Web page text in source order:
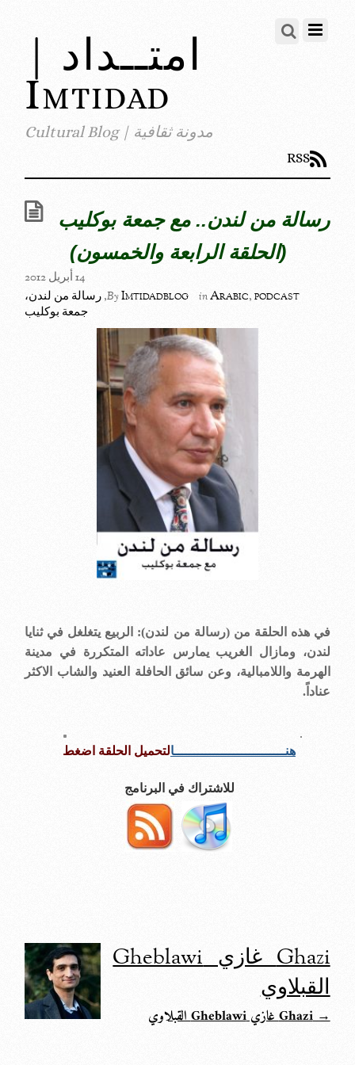
امتــداد |
Imtidad
مدونة ثقافية | Cultural Blog
RSS
رسالة من لندن.. مع جمعة بوكليب
(الحلقة الرابعة والخمسون)
14 أبريل 2012
ByImtidadblog inArabic,podcast
,رسالة من لندن،
جمعة بوكليب
في هذه الحلقة من (رسالة من لندن): الربيع يتغلغل في ثنايا
لندن، ومازال الغريب يمارس عاداته المتكررة في مدينة
الهرمة واللامبالية، وعن سائق الحافلة العنيد والشاب الاكثر
عناداً.
لتحميل الحلقة اضغطهنــــــــــــــــــــــــــــا
للاشتراك في البرنامج
Ghazi غازي Gheblawi
القبلاوي
→ Ghazi غازي Gheblawi القبلاوي